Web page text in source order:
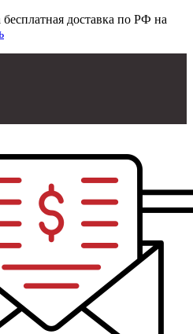
доставка по РФ на